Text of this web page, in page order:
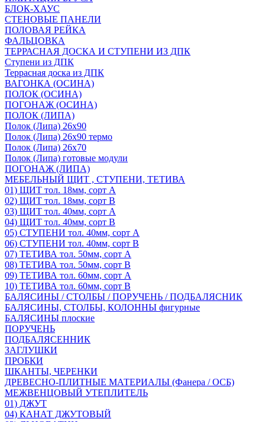
БЛОК-ХАУС
СТЕНОВЫЕ ПАНЕЛИ
ПОЛОВАЯ РЕЙКА
ФАЛЬЦОВКА
ТЕРРАСНАЯ ДОСКА И СТУПЕНИ ИЗ ДПК
Ступени из ДПК
Террасная доска из ДПК
ВАГОНКА (ОСИНА)
ПОЛОК (ОСИНА)
ПОГОНАЖ (ОСИНА)
ПОЛОК (ЛИПА)
Полок (Липа) 26х90
Полок (Липа) 26х90 термо
Полок (Липа) 26х70
Полок (Липа) готовые модули
ПОГОНАЖ (ЛИПА)
МЕБЕЛЬНЫЙ ЩИТ , СТУПЕНИ, ТЕТИВА
01) ЩИТ тол. 18мм, сорт А
02) ЩИТ тол. 18мм, сорт В
03) ЩИТ тол. 40мм, сорт А
04) ЩИТ тол. 40мм, сорт В
05) СТУПЕНИ тол. 40мм, сорт А
06) СТУПЕНИ тол. 40мм, сорт В
07) ТЕТИВА тол. 50мм, сорт А
08) ТЕТИВА тол. 50мм, сорт В
09) ТЕТИВА тол. 60мм, сорт А
10) ТЕТИВА тол. 60мм, сорт В
БАЛЯСИНЫ / СТОЛБЫ / ПОРУЧЕНЬ / ПОДБАЛЯСНИК
БАЛЯСИНЫ, СТОЛБЫ, КОЛОННЫ фигурные
БАЛЯСИНЫ плоские
ПОРУЧЕНЬ
ПОДБАЛЯСЕННИК
ЗАГЛУШКИ
ПРОБКИ
ШКАНТЫ, ЧЕРЕНКИ
ДРЕВЕСНО-ПЛИТНЫЕ МАТЕРИАЛЫ (Фанера / ОСБ)
МЕЖВЕНЦОВЫЙ УТЕПЛИТЕЛЬ
01) ДЖУТ
04) КАНАТ ДЖУТОВЫЙ